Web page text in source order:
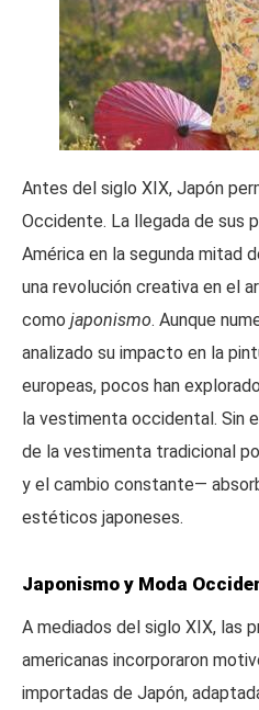
Antes del siglo XIX, Japón
Occidente. La llegada de sus
América en la segunda mitad
una revolución creativa en el
como japonismo. Aunque
analizado su impacto en la
europeas, pocos han
la vestimenta occidental. Sin
de la vestimenta tradicional
y el cambio constante—
estéticos japoneses.
Japonismo y Moda
A mediados del siglo XIX, las
americanas incorporaron
importadas de Japón,